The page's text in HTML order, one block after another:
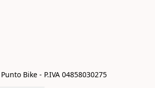
Bike - P.IVA 04858030275